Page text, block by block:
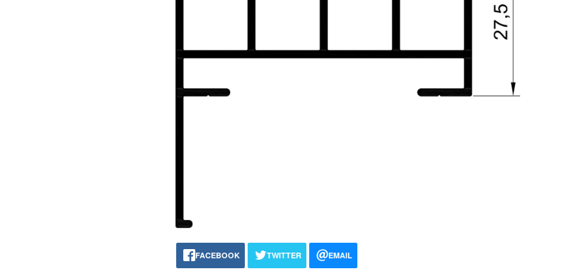
FACEBOOK TWITTER EMAIL